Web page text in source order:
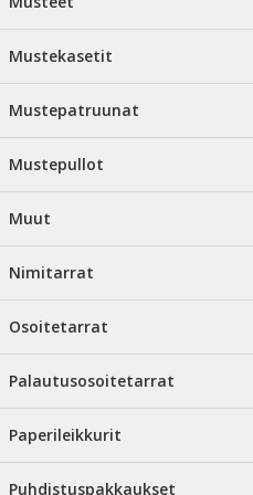
Mustekasetit
Mustepatruunat
Mustepullot
Muut
Nimitarrat
Osoitetarrat
Palautusosoitetarrat
Paperileikkurit
Puhdistuspakkaukset